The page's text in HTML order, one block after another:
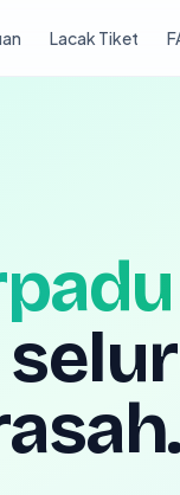
Lacak Tiket